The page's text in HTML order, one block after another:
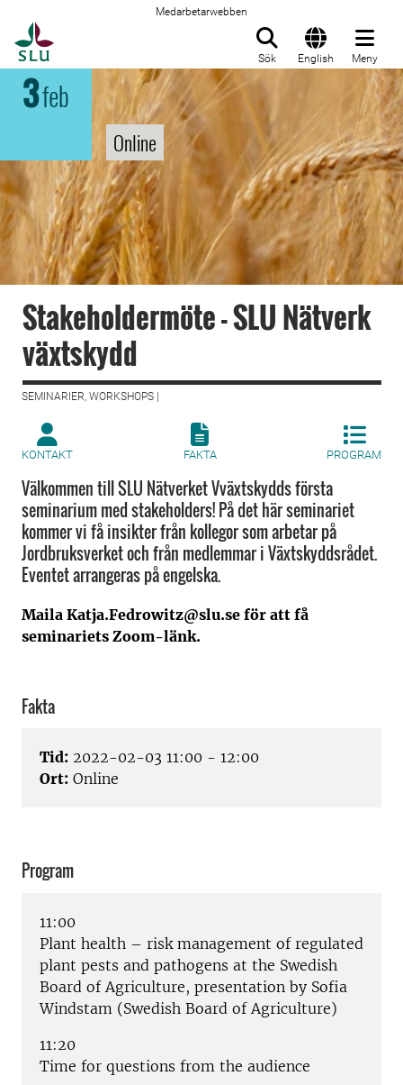
Medarbetarwebben
Sök English Meny
3feb
Online
Stakeholdermöte - SLU Nätverk
växtskydd
SEMINARIER, WORKSHOPS |
KONTAKT FAKTA PROGRAM
Välkommen till SLU Nätverket Vväxtskydds första
seminarium med stakeholders! På det här seminariet
kommer vi få insikter från kollegor som arbetar på
Jordbruksverket och från medlemmar i Växtskyddsrådet.
Eventet arrangeras på engelska.
Maila Katja.Fedrowitz@slu.se för att få
seminariets Zoom-länk.
Fakta
Tid: 2022-02-03 11:00 - 12:00
Ort: Online
Program
11:00
Plant health – risk management of regulated
plant pests and pathogens at the Swedish
Board of Agriculture, presentation by Sofia
Windstam (Swedish Board of Agriculture)
11:20
Time for questions from the audience